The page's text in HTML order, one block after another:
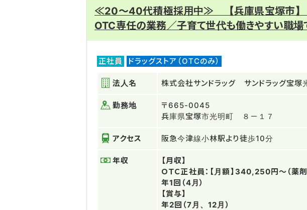
≪20～40代積極採用中≫ 【兵庫県宝塚市】
OTC専任の業務／子育て世代も働きやすい職場
正社員 ドラッグストア（OTCのみ）
法人名 株式会社サンドラッグ サンドラッグ宝
勤務地
〒665-0045
兵庫県宝塚市光明町 ８－１７
アクセス 阪急今津線小林駅より徒歩10分
年収
【月収】
ＯＴＣ正社員：【月額】340,250円～（
年1回（4月）
【賞与】
年2回（7月、12月）